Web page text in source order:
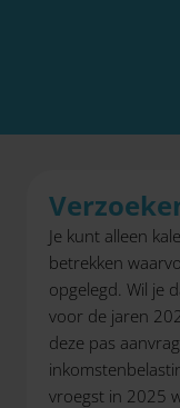
Je kunt alleen
betrekken
opgelegd. Wil je
voor de jaren
deze pas
vroegst in 2025